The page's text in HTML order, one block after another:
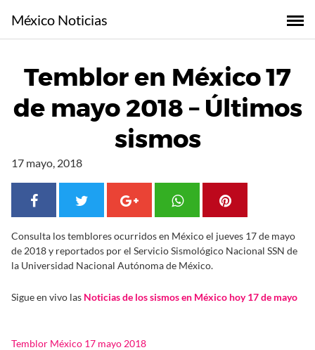
l
México Noticias
Temblor en México 17
de mayo 2018 – Últimos
sismos
17 mayo, 2018
Consulta los temblores ocurridos en México el jueves 17 de mayo
de 2018 y reportados por el Servicio Sismológico Nacional SSN de
la Universidad Nacional Autónoma de México.
Sigue en vivo las Noticias de los sismos en México hoy 17 de mayo
Temblor México 17 mayo 2018